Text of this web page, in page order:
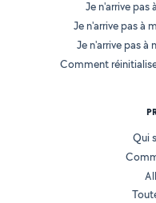
Je n'arrive pas
Je n'arrive pas à
Je n'arrive pas à
Comment
Qui